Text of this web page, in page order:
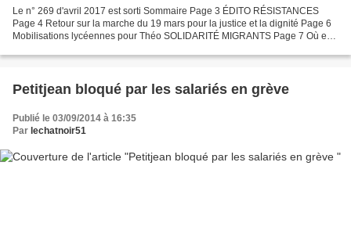
Le n° 269 d'avril 2017 est sorti Sommaire Page 3 ÉDITO RÉSISTANCES
Page 4 Retour sur la marche du 19 mars pour la justice et la dignité Page 6
Mobilisations lycéennes pour Théo SOLIDARITÉ MIGRANTS Page 7 Où en
Petitjean bloqué par les salariés en grève
Publié le 03/09/2014 à 16:35
Par lechatnoir51